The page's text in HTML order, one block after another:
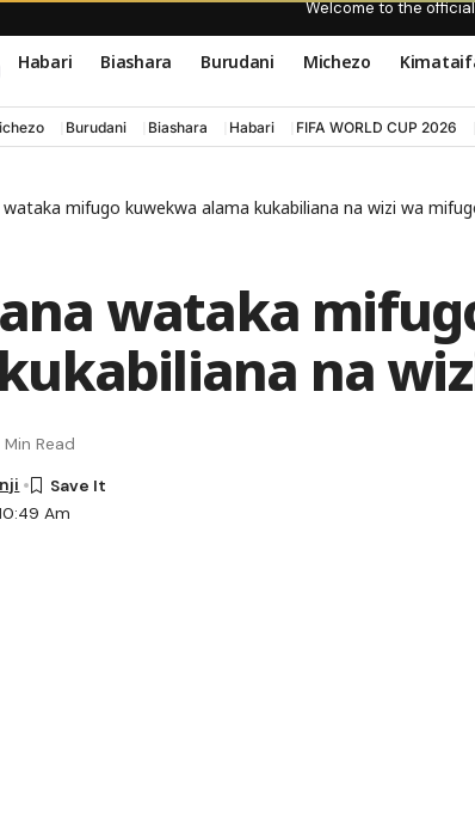
Welcome to the
Habari Biashara Burudani Michezo
Burudani Biashara Habari FIFA WORLD CUP 2026
mifugo kuwekwa alama kukabiliana na wizi wa
wataka
na
Am
Min Read